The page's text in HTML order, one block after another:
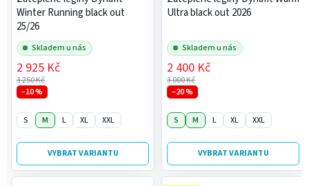
Winter Running black out
25/26
Skladem u nás
3 250 Kč
2 925 Kč
–10 %
VYBRAT VARIANTU
S M L XL XXL
Ultra black out 2026
Skladem u nás
3 000 Kč
2 400 Kč
–20 %
VYBRAT VARIANTU
S M L XL XXL